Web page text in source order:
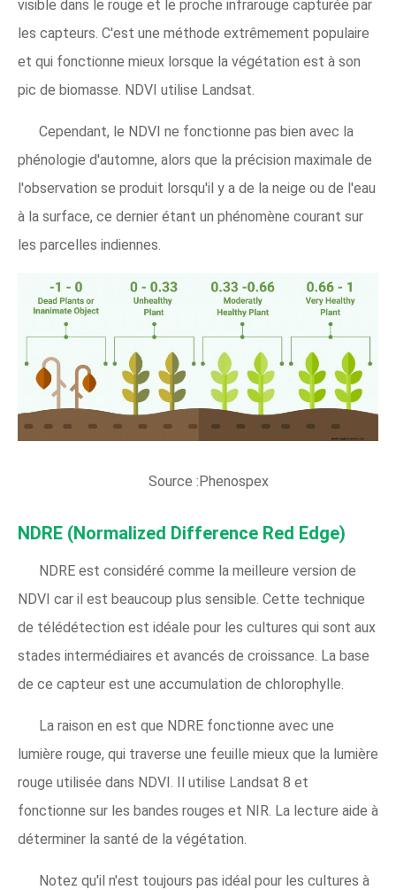
visible dans le rouge et le proche infrarouge capturée par
les capteurs. C'est une méthode extrêmement populaire
et qui fonctionne mieux lorsque la végétation est à son
pic de biomasse. NDVI utilise Landsat.
Cependant, le NDVI ne fonctionne pas bien avec la
phénologie d'automne, alors que la précision maximale de
l'observation se produit lorsqu'il y a de la neige ou de l'eau
à la surface, ce dernier étant un phénomène courant sur
les parcelles indiennes.
Source :Phenospex
NDRE (Normalized Difference Red Edge)
NDRE est considéré comme la meilleure version de
NDVI car il est beaucoup plus sensible. Cette technique
de télédétection est idéale pour les cultures qui sont aux
stades intermédiaires et avancés de croissance. La base
de ce capteur est une accumulation de chlorophylle.
La raison en est que NDRE fonctionne avec une
lumière rouge, qui traverse une feuille mieux que la lumière
rouge utilisée dans NDVI. Il utilise Landsat 8 et
fonctionne sur les bandes rouges et NIR. La lecture aide à
déterminer la santé de la végétation.
Notez qu'il n'est toujours pas idéal pour les cultures à